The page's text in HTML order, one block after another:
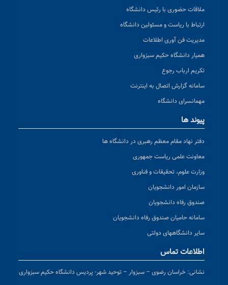
ملاقات حضوری با رئیس دانشگاه
ارتباط با ریاست و مسئولین دانشگاه
مدیریت فن آوری اطلاعات
همیار دانشگاه حکیم سبزواری
تکریم ارباب رجوع
سامانه گزارش اتصال به اینترنت
مهمانسرای دانشگاه
پیوند ها
دفتر نهاد مقام معظم رهبری در دانشگاه ها
معاونت علمی ریاست جمهوری
وزارت علوم، تحقیقات و فناوری
سازمان امور دانشجویان
صندوق رفاه دانشجویان
سامانه حامیان صندوق رفاه دانشجویان
سایر دانشگاههای دولتی
اطلاعات تماس
نشانی: خراسان رضوی – سبزوار – توحید شهر- پردیس دانشگاه حکیم سبزواری